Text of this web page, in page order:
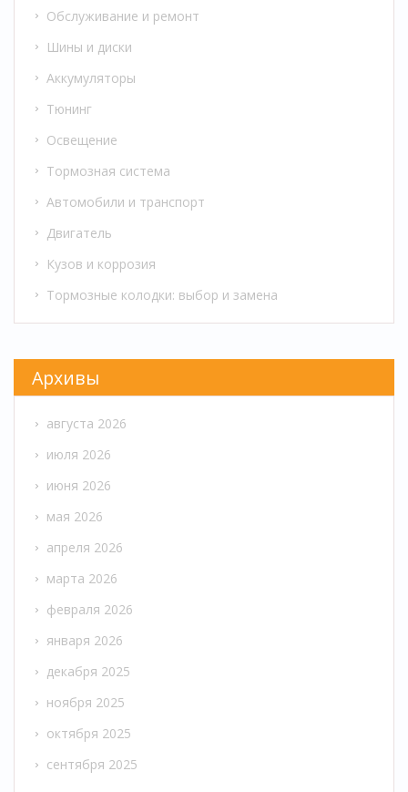
Обслуживание и ремонт
Шины и диски
Аккумуляторы
Тюнинг
Освещение
Тормозная система
Автомобили и транспорт
Двигатель
Кузов и коррозия
Тормозные колодки: выбор и замена
Архивы
августа 2026
июля 2026
июня 2026
мая 2026
апреля 2026
марта 2026
февраля 2026
января 2026
декабря 2025
ноября 2025
октября 2025
сентября 2025